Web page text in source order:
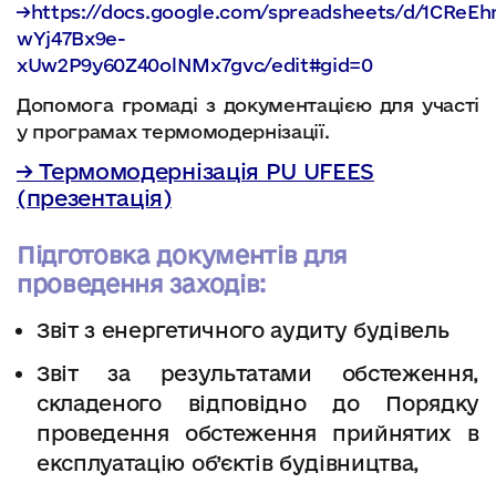
→https://docs.google.com/spreadsheets/d/
wYj47Bx9e-
xUw2P9y60Z40olNMx7gvc/edit#gid=0
Допомога громаді з документацією для участі
у програмах термомодернізації.
→ Термомодернізація PU UFEES
(презентація)
Підготовка документів для
проведення заходів:
Звіт з енергетичного аудиту будівель
Звіт за результатами обстеження,
складеного відповідно до Порядку
проведення обстеження прийнятих в
експлуатацію об’єктів будівництва,